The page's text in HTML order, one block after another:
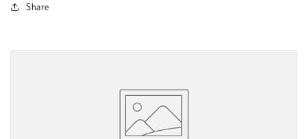
Share